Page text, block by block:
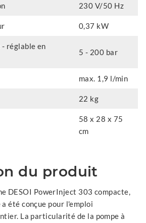
230 V/50 Hz
0,37 kW
réglable en
5 - 200 bar
max. 1,9 l/min
22 kg
58 x 28 x 75
cm
du produit
DESOI PowerInject 303 compacte,
été conçue pour l'emploi
La particularité de la pompe à